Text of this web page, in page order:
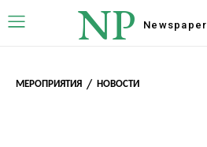
NP Newspaper
МЕРОПРИЯТИЯ НОВОСТИ